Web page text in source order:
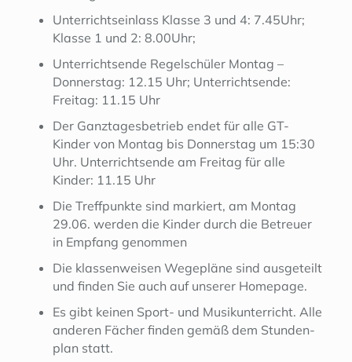
Unterrichtseinlass Klasse 3 und 4: 7.45Uhr;
Klasse 1 und 2: 8.00Uhr;
Unterrichtsende Regelschüler Montag –
Donnerstag: 12.15 Uhr; Unterrichtsende:
Freitag: 11.15 Uhr
Der Ganztagesbetrieb endet für alle GT-
Kinder von Montag bis Donnerstag um 15:30
Uhr. Unterrichtsende am Freitag für alle
Kinder: 11.15 Uhr
Die Treffpunkte sind markiert, am Montag
29.06. werden die Kinder durch die Betreuer
in Empfang genommen
Die klassenweisen Wegepläne sind ausgeteilt
und finden Sie auch auf unserer Homepage.
Es gibt keinen Sport- und Musikunterricht. Alle
anderen Fächer finden gemäß dem Stunden-
plan statt.